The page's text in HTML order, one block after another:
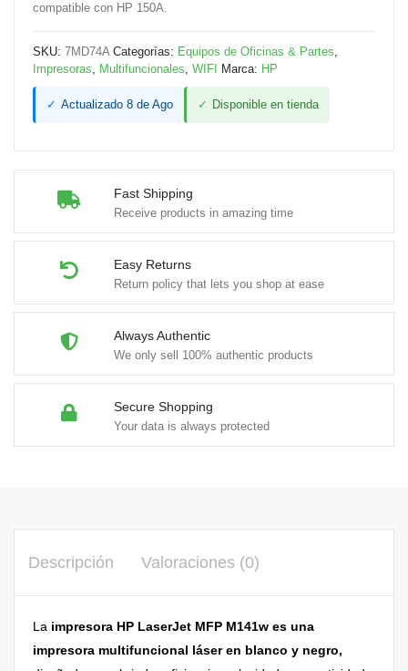
Fast Shipping
Receive products in amazing time
Easy Returns
Return policy that lets you shop at ease
Always Authentic
We only sell 100% authentic products
Secure Shopping
Your data is always protected
compatible con HP 150A.
SKU: 7MD74A Categorías: Equipos de Oficinas & Partes
Impresoras
Multifuncionales WIFI Marca: HP
✓ Actualizado 8 de Ago ✓ Disponible en tienda
Descripción Valoraciones (0)
La impresora HP LaserJet MFP M141w es una
impresora multifuncional láser en blanco y negro,